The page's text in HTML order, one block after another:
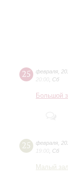
25 февраля
20:00 Сб
Большой
25 февраля
19:00 Сб
Малый зал